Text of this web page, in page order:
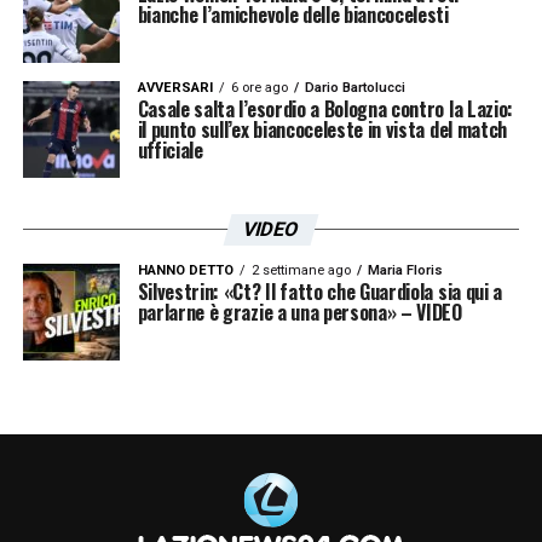
bianche l’amichevole delle biancocelesti
AVVERSARI 6 ore ago Dario Bartolucci
Casale salta l’esordio a Bologna contro la Lazio:
il punto sull’ex biancoceleste in vista del match
ufficiale
VIDEO
HANNO DETTO 2 settimane ago Maria Floris
Silvestrin: «Ct? Il fatto che Guardiola sia qui a
parlarne è grazie a una persona» – VIDEO